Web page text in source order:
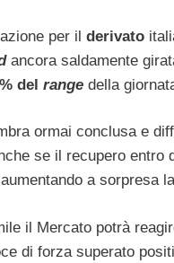
per il derivato
ancora saldamente
del range della
ormai conclusa e
se il recupero entro
a sorpresa
il Mercato potrà
di forza superato